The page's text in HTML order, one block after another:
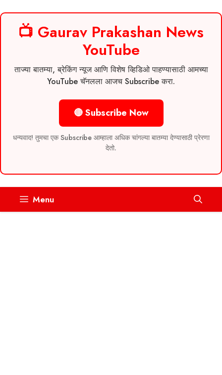
📺 Gaurav Prakashan News
YouTube
ताज्या बातम्या, ब्रेकिंग न्यूज आणि विशेष व्हिडिओ पाहण्यासाठी आमच्या
YouTube चॅनलला आजच Subscribe करा.
🔴 Subscribe Now
धन्यवाद! तुमचा एक Subscribe आम्हाला अधिक चांगल्या बातम्या देण्यासाठी प्रेरणा
देतो.
Menu